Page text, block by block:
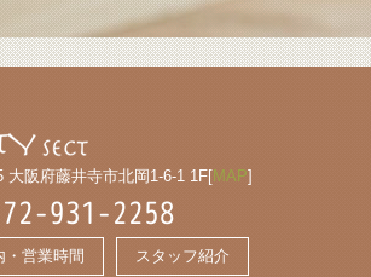
大阪府藤井寺市北岡1-6-1 1F[MAP]
931-2258
・営業時間 スタッフ紹介